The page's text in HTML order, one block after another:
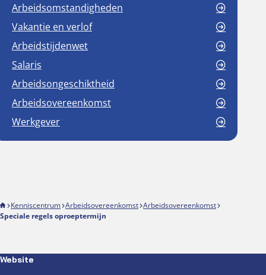
Arbeidsomstandigheden
Vakantie en verlof
Arbeidstijdenwet
Salaris
Arbeidsongeschiktheid
Arbeidsovereenkomst
Werkgever
Kenniscentrum Arbeidsovereenkomst Arbeidsovereenkomst
Speciale regels oproeptermijn
Website